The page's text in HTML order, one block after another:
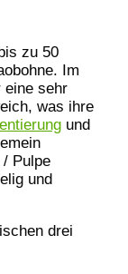
zu 50
Im
eine sehr
was ihre
und
Pulpe
und
drei